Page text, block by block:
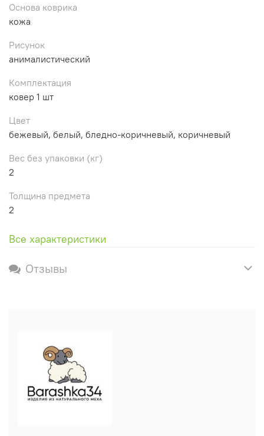
Основа коврика
кожа
Рисунок
анималистический
Комплектация
ковер 1 шт
Цвет
бежевый, белый, бледно-коричневый, коричневый
Вес без упаковки (кг)
2
Толщина предмета
2
Все характеристики
Отзывы